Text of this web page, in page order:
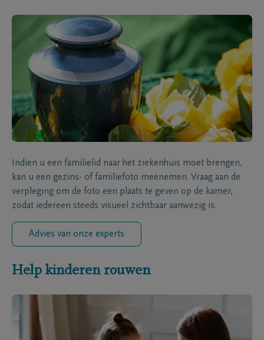
Indien u een familielid naar het ziekenhuis moet brengen,
kan u een gezins- of familiefoto meenemen. Vraag aan de
verpleging om de foto een plaats te geven op de kamer,
zodat iedereen steeds visueel zichtbaar aanwezig is.
Advies van onze experts
Help kinderen rouwen